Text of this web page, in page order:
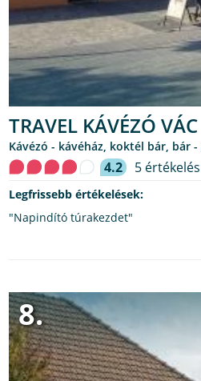
TRAVEL KÁVÉZÓ VÁC
kávézó - kávéház, koktél bár, bár -
4.2 5 értékelés
Legfrissebb értékelések:
"Napindító túrakezdet"
8.